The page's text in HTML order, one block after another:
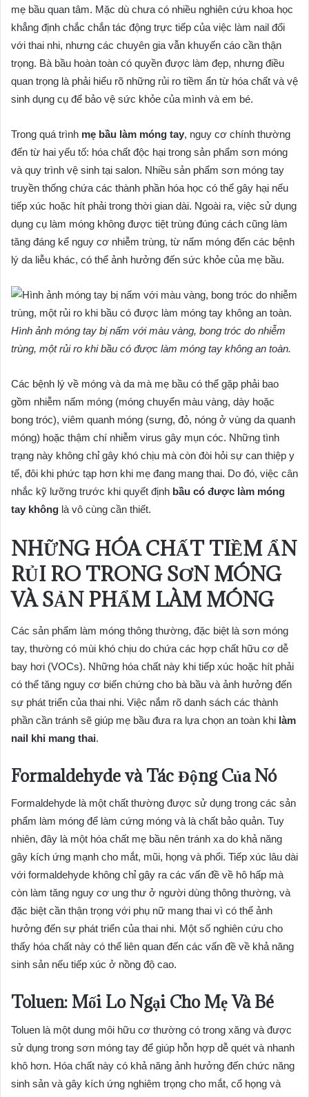
mẹ bầu quan tâm. Mặc dù chưa có nhiều nghiên cứu khoa học
khẳng định chắc chắn tác động trực tiếp của việc làm nail đối
với thai nhi, nhưng các chuyên gia vẫn khuyến cáo cần thận
trọng. Bà bầu hoàn toàn có quyền được làm đẹp, nhưng điều
quan trọng là phải hiểu rõ những rủi ro tiềm ẩn từ hóa chất và vệ
sinh dụng cụ để bảo vệ sức khỏe của mình và em bé.
Trong quá trình mẹ bầu làm móng tay, nguy cơ chính thường
đến từ hai yếu tố: hóa chất độc hại trong sản phẩm sơn móng
và quy trình vệ sinh tại salon. Nhiều sản phẩm sơn móng tay
truyền thống chứa các thành phần hóa học có thể gây hại nếu
tiếp xúc hoặc hít phải trong thời gian dài. Ngoài ra, việc sử dụng
dụng cụ làm móng không được tiệt trùng đúng cách cũng làm
tăng đáng kể nguy cơ nhiễm trùng, từ nấm móng đến các bệnh
lý da liễu khác, có thể ảnh hưởng đến sức khỏe của mẹ bầu.
Hình ảnh móng tay bị nấm với màu vàng, bong tróc do nhiễm
trùng, một rủi ro khi bầu có được làm móng tay không an toàn.
Các bệnh lý về móng và da mà mẹ bầu có thể gặp phải bao
gồm nhiễm nấm móng (móng chuyển màu vàng, dày hoặc
bong tróc), viêm quanh móng (sưng, đỏ, nóng ở vùng da quanh
móng) hoặc thậm chí nhiễm virus gây mụn cóc. Những tình
trạng này không chỉ gây khó chịu mà còn đòi hỏi sự can thiệp y
tế, đôi khi phức tạp hơn khi mẹ đang mang thai. Do đó, việc cân
nhắc kỹ lưỡng trước khi quyết định bầu có được làm móng
tay không là vô cùng cần thiết.
NHỮNG HÓA CHẤT TIỀM ẨN
RỦI RO TRONG SƠN MÓNG
VÀ SẢN PHẨM LÀM MÓNG
Các sản phẩm làm móng thông thường, đặc biệt là sơn móng
tay, thường có mùi khó chịu do chứa các hợp chất hữu cơ dễ
bay hơi (VOCs). Những hóa chất này khi tiếp xúc hoặc hít phải
có thể tăng nguy cơ biến chứng cho bà bầu và ảnh hưởng đến
sự phát triển của thai nhi. Việc nắm rõ danh sách các thành
phần cần tránh sẽ giúp mẹ bầu đưa ra lựa chọn an toàn khi làm
nail khi mang thai.
Formaldehyde và Tác Động Của Nó
Formaldehyde là một chất thường được sử dụng trong các sản
phẩm làm móng để làm cứng móng và là chất bảo quản. Tuy
nhiên, đây là một hóa chất mẹ bầu nên tránh xa do khả năng
gây kích ứng mạnh cho mắt, mũi, họng và phổi. Tiếp xúc lâu dài
với formaldehyde không chỉ gây ra các vấn đề về hô hấp mà
còn làm tăng nguy cơ ung thư ở người dùng thông thường, và
đặc biệt cần thận trọng với phụ nữ mang thai vì có thể ảnh
hưởng đến sự phát triển của thai nhi. Một số nghiên cứu cho
thấy hóa chất này có thể liên quan đến các vấn đề về khả năng
sinh sản nếu tiếp xúc ở nồng độ cao.
Toluen: Mối Lo Ngại Cho Mẹ Và Bé
Toluen là một dung môi hữu cơ thường có trong xăng và được
sử dụng trong sơn móng tay để giúp hỗn hợp dễ quét và nhanh
khô hơn. Hóa chất này có khả năng ảnh hưởng đến chức năng
sinh sản và gây kích ứng nghiêm trọng cho mắt, cổ họng và